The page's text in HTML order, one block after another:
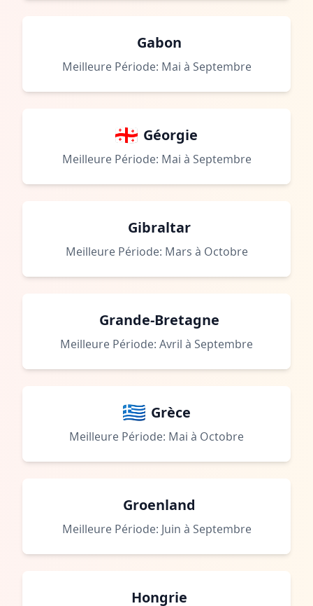
Gabon
Meilleure Période: Mai à Septembre
Géorgie
Meilleure Période: Mai à Septembre
Gibraltar
Meilleure Période: Mars à Octobre
Grande-Bretagne
Meilleure Période: Avril à Septembre
Grèce
Meilleure Période: Mai à Octobre
Groenland
Meilleure Période: Juin à Septembre
Hongrie